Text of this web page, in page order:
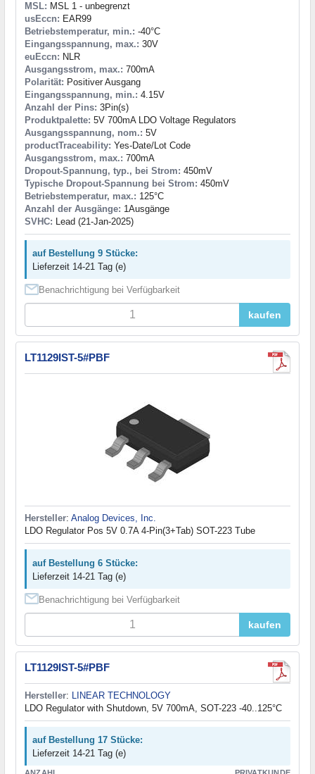
MSL: MSL 1 - unbegrenzt
usEccn: EAR99
Betriebstemperatur, min.: -40°C
Eingangsspannung, max.: 30V
euEccn: NLR
Ausgangsstrom, max.: 700mA
Polarität: Positiver Ausgang
Eingangsspannung, min.: 4.15V
Anzahl der Pins: 3Pin(s)
Produktpalette: 5V 700mA LDO Voltage Regulators
Ausgangsspannung, nom.: 5V
productTraceability: Yes-Date/Lot Code
Ausgangsstrom, max.: 700mA
Dropout-Spannung, typ., bei Strom: 450mV
Typische Dropout-Spannung bei Strom: 450mV
Betriebstemperatur, max.: 125°C
Anzahl der Ausgänge: 1Ausgänge
SVHC: Lead (21-Jan-2025)
auf Bestellung 9 Stücke:
Lieferzeit 14-21 Tag (e)
Benachrichtigung bei Verfügbarkeit
kaufen
LT1129IST-5#PBF
Hersteller: Analog Devices, Inc.
LDO Regulator Pos 5V 0.7A 4-Pin(3+Tab) SOT-223 Tube
auf Bestellung 6 Stücke:
Lieferzeit 14-21 Tag (e)
Benachrichtigung bei Verfügbarkeit
kaufen
LT1129IST-5#PBF
Hersteller: LINEAR TECHNOLOGY
LDO Regulator with Shutdown, 5V 700mA, SOT-223 -40..125°C
auf Bestellung 17 Stücke:
Lieferzeit 14-21 Tag (e)
ANZAHL PRIVATKUNDE